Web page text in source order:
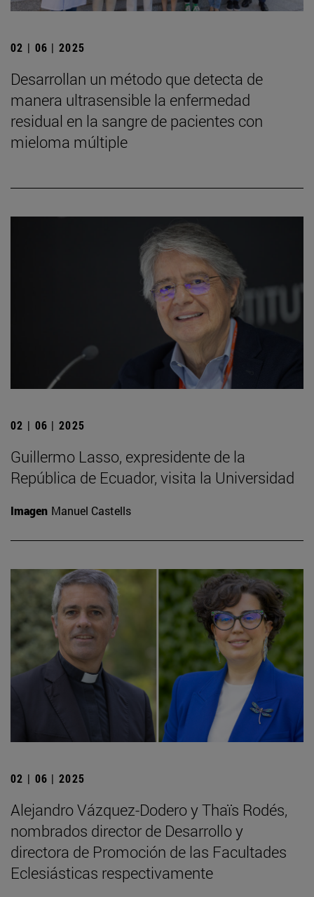
02 | 06 | 2025
Desarrollan un método que detecta de
manera ultrasensible la enfermedad
residual en la sangre de pacientes con
mieloma múltiple
02 | 06 | 2025
Guillermo Lasso, expresidente de la
República de Ecuador, visita la Universidad
Imagen Manuel Castells
02 | 06 | 2025
Alejandro Vázquez-Dodero y Thaïs Rodés,
nombrados director de Desarrollo y
directora de Promoción de las Facultades
Eclesiásticas respectivamente